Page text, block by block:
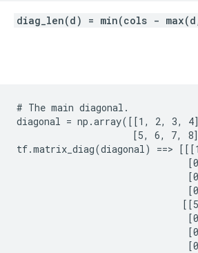
diag_len(d) = min(cols -
# The main diagonal.
diagonal = np.array([[1, 2,
[5, 6, 7,
tf.matrix_diag(diagonal) ==>